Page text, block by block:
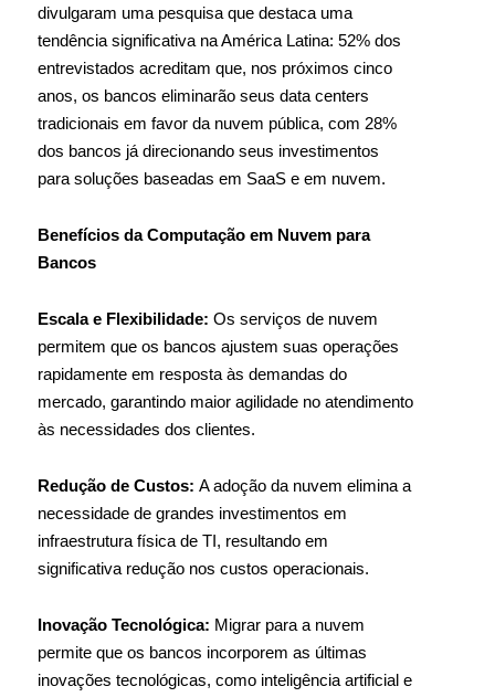
divulgaram uma pesquisa que destaca uma
tendência significativa na América Latina: 52% dos
entrevistados acreditam que, nos próximos cinco
anos, os bancos eliminarão seus data centers
tradicionais em favor da nuvem pública, com 28%
dos bancos já direcionando seus investimentos
para soluções baseadas em SaaS e em nuvem.
Benefícios da Computação em Nuvem para
Bancos
Escala e Flexibilidade: Os serviços de nuvem
permitem que os bancos ajustem suas operações
rapidamente em resposta às demandas do
mercado, garantindo maior agilidade no atendimento
às necessidades dos clientes.
Redução de Custos: A adoção da nuvem elimina a
necessidade de grandes investimentos em
infraestrutura física de TI, resultando em
significativa redução nos custos operacionais.
Inovação Tecnológica: Migrar para a nuvem
permite que os bancos incorporem as últimas
inovações tecnológicas, como inteligência artificial e